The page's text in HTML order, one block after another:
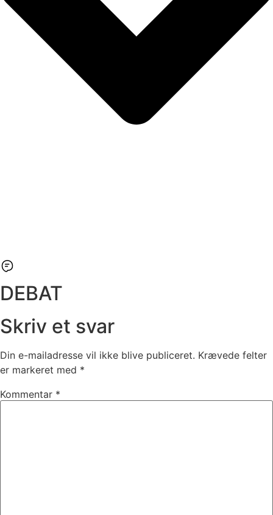
DEBAT
Skriv et svar
Din e-mailadresse vil ikke blive publiceret. Krævede felter
er markeret med *
Kommentar *